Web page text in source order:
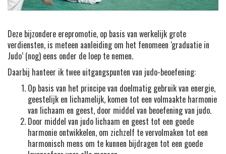
Deze bijzondere erepromotie, op basis van werkelijk grote
verdiensten, is meteen aanleiding om het fenomeen ‘graduatie in
Judo’ (nog) eens onder de loep te nemen.
Daarbij hanteer ik twee uitgangspunten van judo-beoefening:
Op basis van het principe van doelmatig gebruik van energie,
geestelijk en lichamelijk, komen tot een volmaakte harmonie
van lichaam en geest, door middel van beoefening van judo.
Door middel van judo lichaam en geest tot een goede
harmonie ontwikkelen, om zichzelf te vervolmaken tot een
harmonisch mens om te kunnen bijdragen tot een goede